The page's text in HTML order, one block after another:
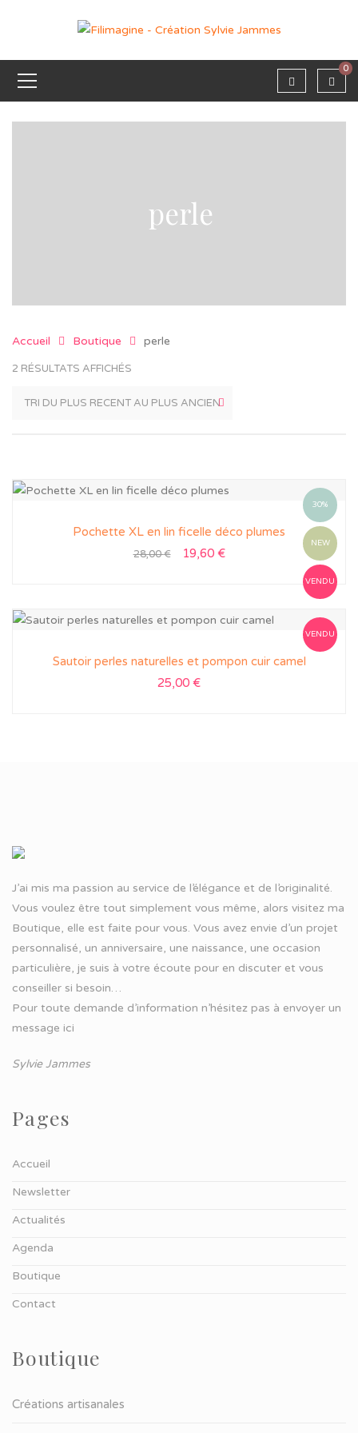
0
perle
Accueil Boutique perle
2 RÉSULTATS AFFICHÉS
30%
NEW
VENDU
Pochette XL en lin ficelle déco plumes
28,00€ 19,60 €
VENDU
Sautoir perles naturelles et pompon cuir camel
25,00 €
J’ai mis ma passion au service de l’élégance et de l’originalité.
Vous voulez être tout simplement vous même, alors visitez ma
Boutique, elle est faite pour vous. Vous avez envie d’un projet
personnalisé, un anniversaire, une naissance, une occasion
particulière, je suis à votre écoute pour en discuter et vous
conseiller si besoin…
Pour toute demande d’information n’hésitez pas à envoyer un
message ici
Sylvie Jammes
Pages
Accueil
Newsletter
Actualités
Agenda
Boutique
Contact
Boutique
Créations artisanales